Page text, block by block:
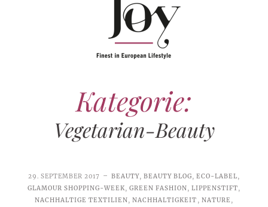
Kategorie:
Vegetarian-Beauty
29. SEPTEMBER 2017 BEAUTY, BEAUTY BLOG,ECO-LABEL,
GLAMOUR SHOPPING-WEEK, GREEN FASHION,LIPPENSTIFT,
NACHHALTIGE TEXTILIEN,NACHHALTIGKEIT , NATURE,